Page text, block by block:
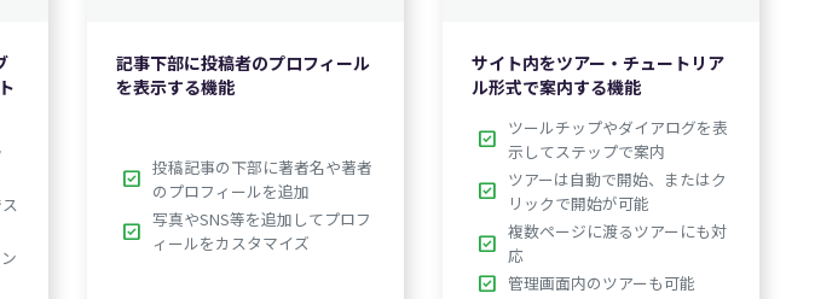
英語版価格: $36.00
記事下部に投稿者のプロフィール
を表示する機能
check_box 投稿記事の下部に著者名や著者
のプロフィールを追加
check_box 写真やSNS等を追加してプロフ
ィールをカスタマイズ
サイト内をツアー・チュートリア
ル形式で案内する機能
check_box ツールチップやダイアログを表
示してステップで案内
check_box ツアーは自動で開始、またはク
リックで開始が可能
check_box 複数ページに渡るツアーにも対
応
check_box 管理画面内のツアーも可能
¥7,350